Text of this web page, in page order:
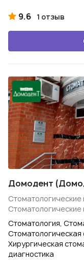
9.6 1 отзыв
Домодент
Стоматологические
Стоматологические
Стоматология,
Стоматологическая
Хирургическая
диагностика